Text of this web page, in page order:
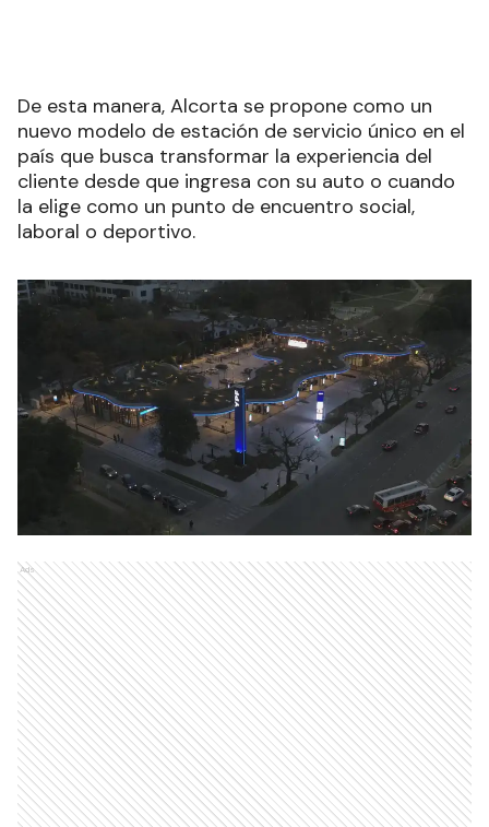
De esta manera, Alcorta se propone como un
nuevo modelo de estación de servicio único en el
país que busca transformar la experiencia del
cliente desde que ingresa con su auto o cuando
la elige como un punto de encuentro social,
laboral o deportivo.
Ads